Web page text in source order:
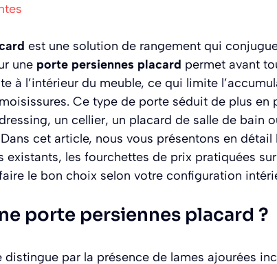
est une solution de rangement qui
une porte persiennes placard permet avant
à l’intérieur du meuble, ce qui limite
Ce type de porte séduit de plus en
un cellier, un placard de salle de bain
cet article, nous vous présentons en détail
existants, les fourchettes de prix pratiquées
le bon choix selon votre configuration
porte persiennes placard ?
distingue par la présence de lames ajourées